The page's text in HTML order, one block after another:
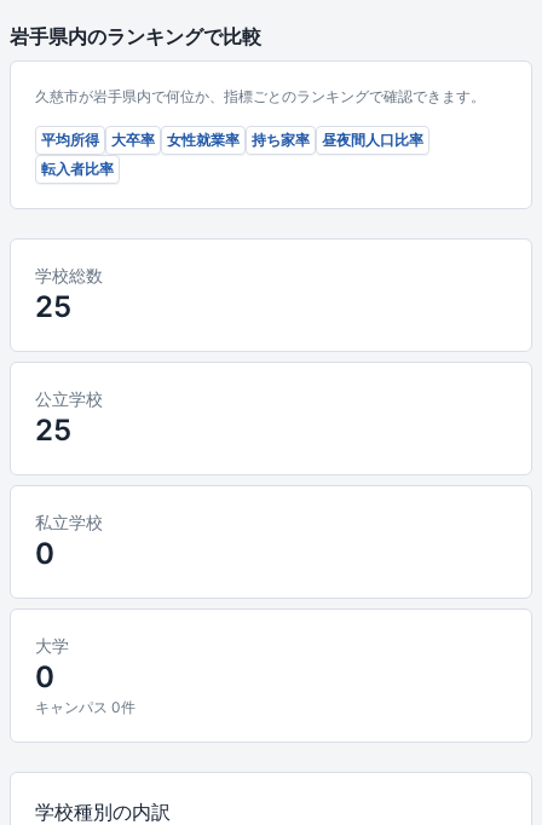
岩手県内のランキングで比較
久慈市が岩手県内で何位か、指標ごとのランキングで確認できます。
平均所得 大卒率 女性就業率 持ち家率
昼夜間人口比率
転入者比率
学校総数
25
公立学校
25
私立学校
0
大学
0
キャンパス 0件
学校種別の内訳